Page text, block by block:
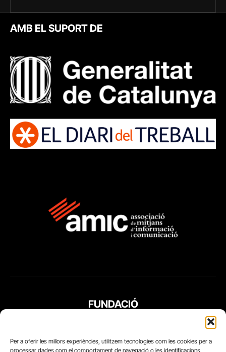
Per a oferir les millors experiències, utilitzem tecnologies com les cookies per a
processar dades com el comportament de navegació o les identificacions
AMB EL SUPORT DE
FUNDACIÓ